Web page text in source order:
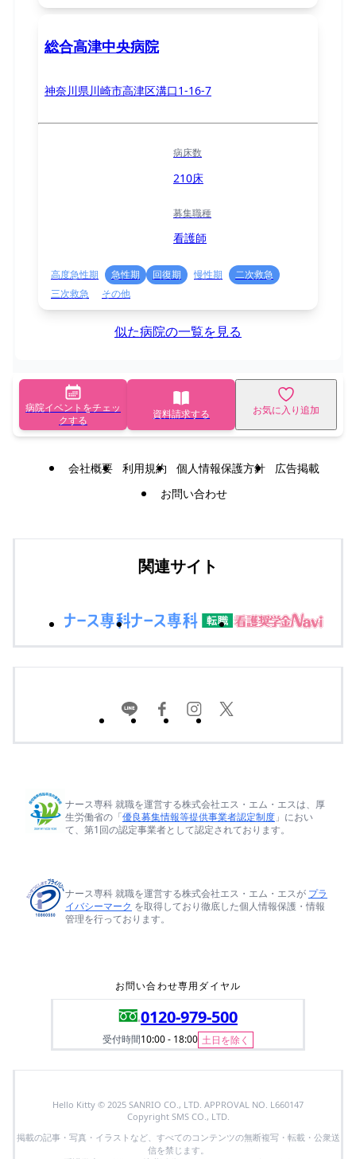
総合高津中央病院
神奈川県川崎市高津区溝口1-16-7
病床数
210床
募集職種
看護師
高度急性期 急性期 回復期 慢性期
二次救急
三次救急
その他
似た病院の一覧を見る
病院イベントをチェッ
クする
資料請求する お気に入り追加
会社概要 利用規約 個人情報保護方針
広告掲載
お問い合わせ
関連サイト
ナース専科 就職を運営する株式会社エス・エム・エスは、厚
生労働省の「優良募集情報等提供事業者認定制度 」におい
て、第1回の認定事業者として認定されております。
ナース専科 就職を運営する株式会社エス・エム・エスが プラ
イバシーマーク を取得しており徹底した個人情報保護・情報
管理を行っております。
お問い合わせ専用ダイヤル
0120-979-500
受付時間10:00 - 18:00 土日を除く
Hello Kitty © 2025 SANRIO CO., LTD. APPROVAL NO. L660147
Copyright SMS CO., LTD.
掲載の記事・写真・イラストなど、すべてのコンテンツの無断複写・転載・公衆送
信を禁じます。